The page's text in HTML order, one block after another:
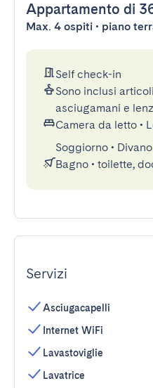
Appartamento di
Max. 4 ospiti • piano
Self check-in
Sono inclusi
asciugamani e
Camera da letto •
Soggiorno •
Bagno • toilette,
Servizi
Asciugacapelli
Internet WiFi
Lavastoviglie
Lavatrice